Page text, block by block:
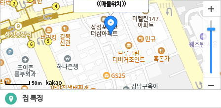
<< 매물위치 >>
50m
집 특징